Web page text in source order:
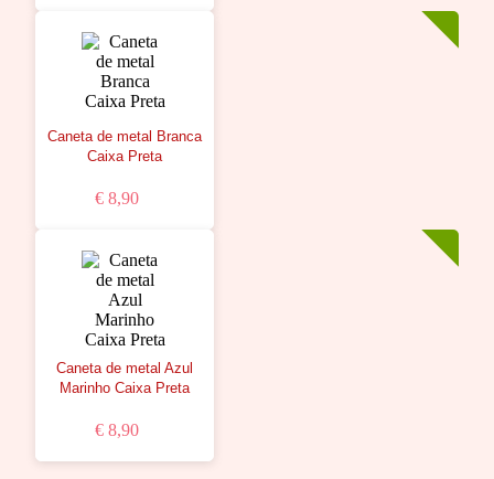
Caneta de metal Branca
Caixa Preta
€ 8,90
Caneta de metal Azul
Marinho Caixa Preta
€ 8,90